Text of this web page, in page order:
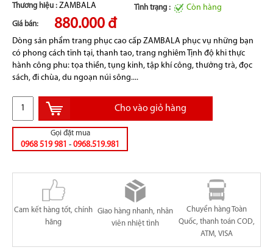
Thương hiệu : ZAMBALA Tình trạng : Còn hàng
Giá bán: 880.000 đ
Dòng sản phẩm trang phục cao cấp ZAMBALA phục vụ những bạn
có phong cách tĩnh tại, thanh tao, trang nghiêm Tịnh độ khi thực
hành công phu: tọa thiền, tụng kinh, tập khí công, thưởng trà, đọc
sách, đi chùa, du ngoạn núi sông....
Cho vào giỏ hàng
Gọi đặt mua
0968 519 981 - 0968.519.981
Cam kết hàng tốt, chính
hãng
Giao hàng nhanh, nhân
viên nhiệt tình
Chuyển hàng Toàn
Quốc, thanh toán COD,
ATM, VISA